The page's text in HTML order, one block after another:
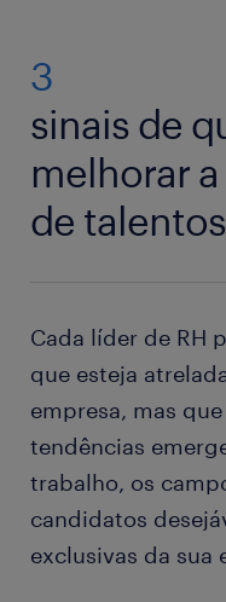
3
sinais de
melhorar
de talentos
Cada líder de RH
que esteja
empresa, mas
tendências
trabalho, os
candidatos
exclusivas da sua